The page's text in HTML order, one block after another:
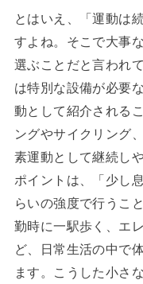
とはいえ、「運動は
すよね。そこで大事
選ぶことだと言われ
は特別な設備が必要
動として紹介される
ングやサイクリング
素運動として継続し
ポイントは、「少し
らいの強度で行うこ
勤時に一駅歩く、エ
ど、日常生活の中で
ます。こうした小さ